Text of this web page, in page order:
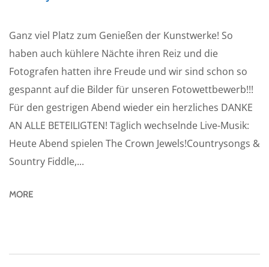
Ganz viel Platz zum Genießen der Kunstwerke! So
haben auch kühlere Nächte ihren Reiz und die
Fotografen hatten ihre Freude und wir sind schon so
gespannt auf die Bilder für unseren Fotowettbewerb!!!
Für den gestrigen Abend wieder ein herzliches DANKE
AN ALLE BETEILIGTEN! Täglich wechselnde Live-Musik:
Heute Abend spielen The Crown Jewels!Countrysongs &
Sountry Fiddle,...
MORE